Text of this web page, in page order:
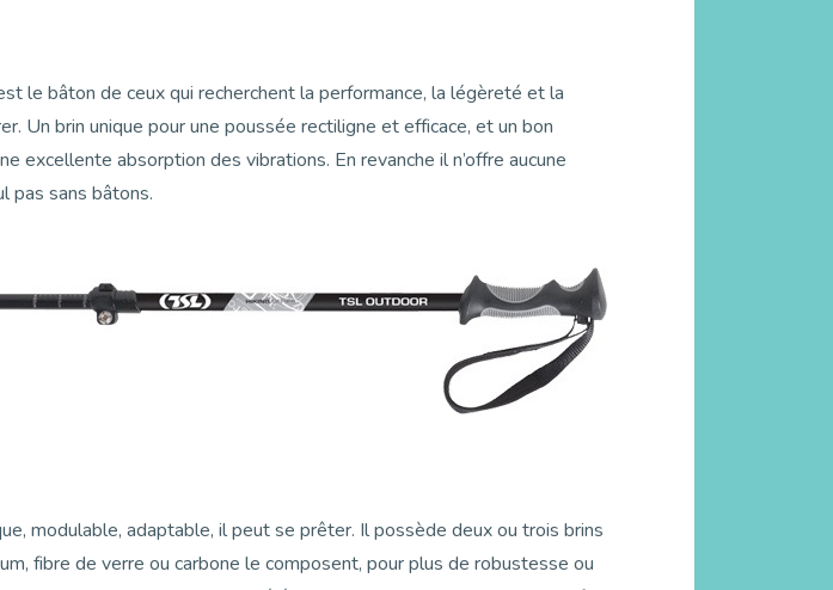
le bâton de ceux qui recherchent la performance, la légèreté et la
Un brin unique pour une poussée rectiligne et efficace, et un bon
excellente absorption des vibrations. En revanche il n’offre aucune
pas sans bâtons.
modulable, adaptable, il peut se prêter. Il possède deux ou trois brins
fibre de verre ou carbone le composent, pour plus de robustesse ou